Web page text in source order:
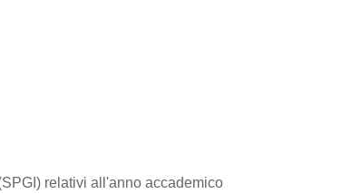
relativi all'anno accademico